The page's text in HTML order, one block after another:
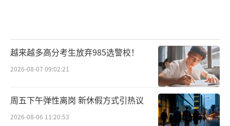
越来越多高分考生放弃985选警校！
2026-08-07 09:02:21
周五下午弹性离岗 新休假方式引热议
2026-08-06 11:20:53